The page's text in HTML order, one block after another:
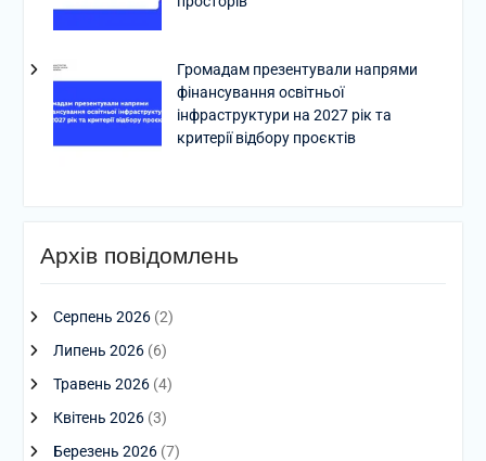
Громадам презентували напрями
фінансування освітньої
інфраструктури на 2027 рік та
критерії відбору проєктів
Архів повідомлень
Серпень 2026(2)
Липень 2026(6)
Травень 2026(4)
Квітень 2026(3)
Березень 2026(7)